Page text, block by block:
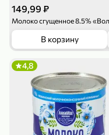
149,99 ₽
В корзину
4,8